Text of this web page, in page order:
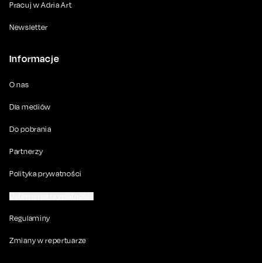
Pracuj w Adria Art
Newsletter
Informacje
O nas
Dla mediów
Do pobrania
Partnerzy
Polityka prywatności
Regulaminy
Zmiany w repertuarze